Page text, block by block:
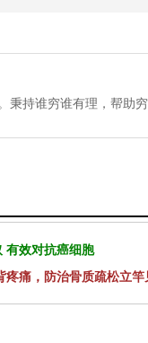
秉持谁穷谁有理，帮助
有效对抗癌细胞
疼痛，防治骨质疏松立竿